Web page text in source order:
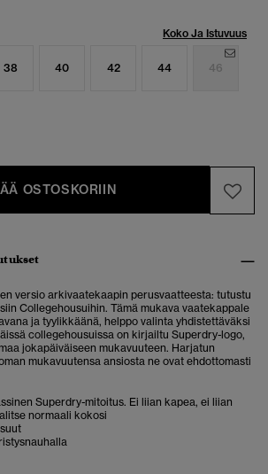
Koko Ja Istuvuus
38 40 42 44 46
OSTOSKORIIN
versio arkivaatekaapin perusvaatteesta: tutustu
Collegehousuihin. Tämä mukava vaatekappale
ja tyylikkäänä, helppo valinta yhdistettäväksi
collegehousuissa on kirjailtu Superdry-logo,
jokapäiväiseen mukavuuteen. Harjatun
mukavuutensa ansiosta ne ovat ehdottomasti
Superdry-mitoitus. Ei liian kapea, ei liian
normaali kokosi